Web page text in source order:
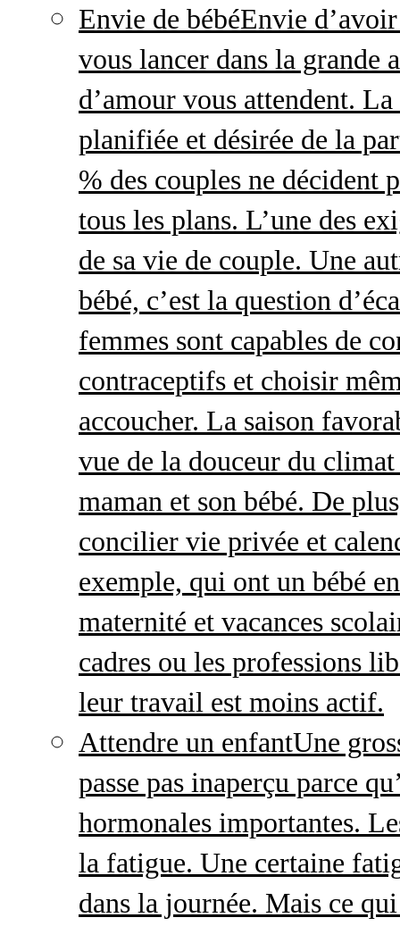
Envie de bébéEnvie
vous lancer dans la grande
d’amour vous attendent.
planifiée et désirée de la
% des couples ne décident
tous les plans. L’une des
de sa vie de couple. Une
bébé, c’est la question
femmes sont capables de
contraceptifs et choisir
accoucher. La saison
vue de la douceur du
maman et son bébé. De
concilier vie privée et
exemple, qui ont un bébé
maternité et vacances
cadres ou les professions
leur travail est moins actif.
Attendre un enfantUne
passe pas inaperçu parce
hormonales importantes.
la fatigue. Une certaine
dans la journée. Mais ce